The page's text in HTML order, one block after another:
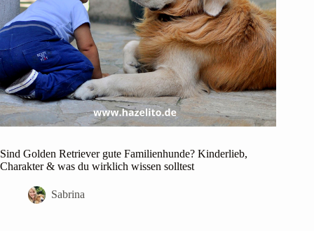
Sind Golden Retriever gute Familienhunde? Kinderlieb,
Charakter & was du wirklich wissen solltest
Sabrina